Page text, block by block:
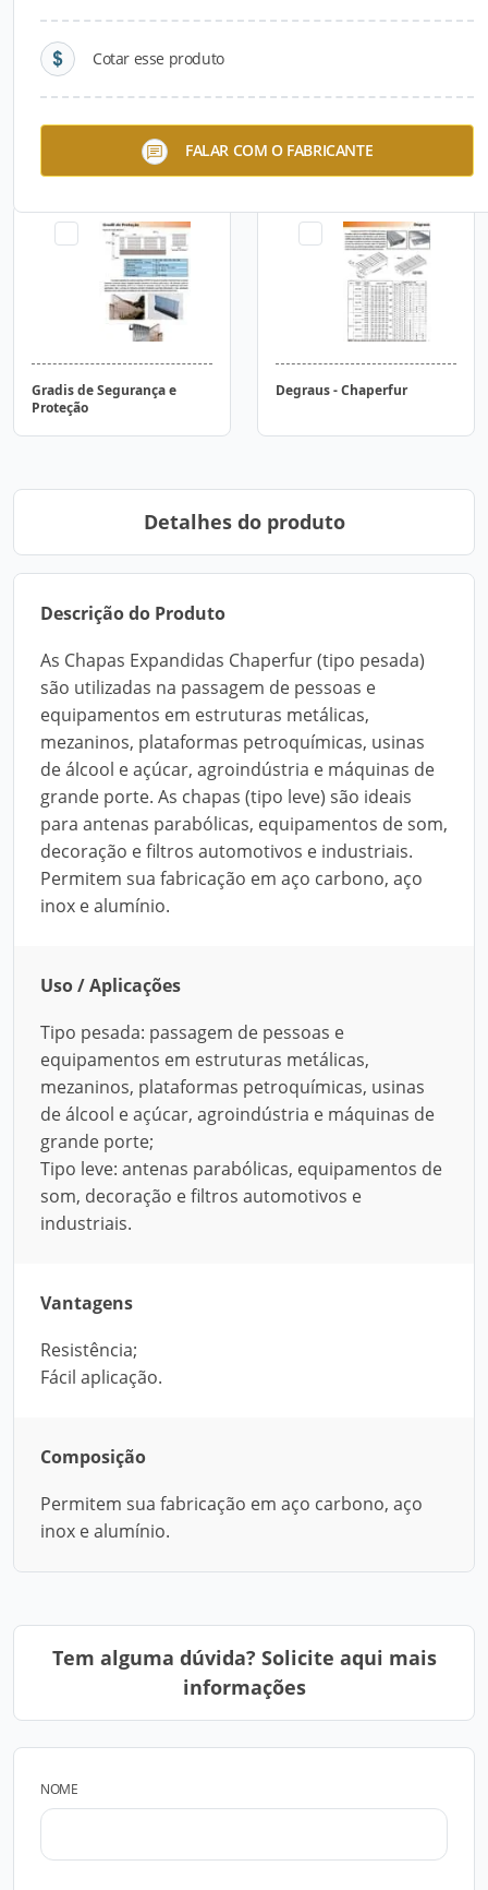
Cotar esse produto
FALAR COM O FABRICANTE
Gradis de Segurança e
Proteção
Degraus - Chaperfur
Detalhes do produto
Descrição do Produto
As Chapas Expandidas Chaperfur (tipo pesada)
são utilizadas na passagem de pessoas e
equipamentos em estruturas metálicas,
mezaninos, plataformas petroquímicas, usinas
de álcool e açúcar, agroindústria e máquinas de
grande porte. As chapas (tipo leve) são ideais
para antenas parabólicas, equipamentos de som,
decoração e filtros automotivos e industriais.
Permitem sua fabricação em aço carbono, aço
inox e alumínio.
Uso / Aplicações
Tipo pesada: passagem de pessoas e
equipamentos em estruturas metálicas,
mezaninos, plataformas petroquímicas, usinas
de álcool e açúcar, agroindústria e máquinas de
grande porte;
Tipo leve: antenas parabólicas, equipamentos de
som, decoração e filtros automotivos e
industriais.
Vantagens
Resistência;
Fácil aplicação.
Composição
Permitem sua fabricação em aço carbono, aço
inox e alumínio.
Tem alguma dúvida? Solicite aqui mais
informações
NOME